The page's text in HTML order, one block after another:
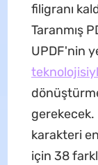
filigranı
Taranmış
UPDF'nin
gerekecek.
karakteri
için 38